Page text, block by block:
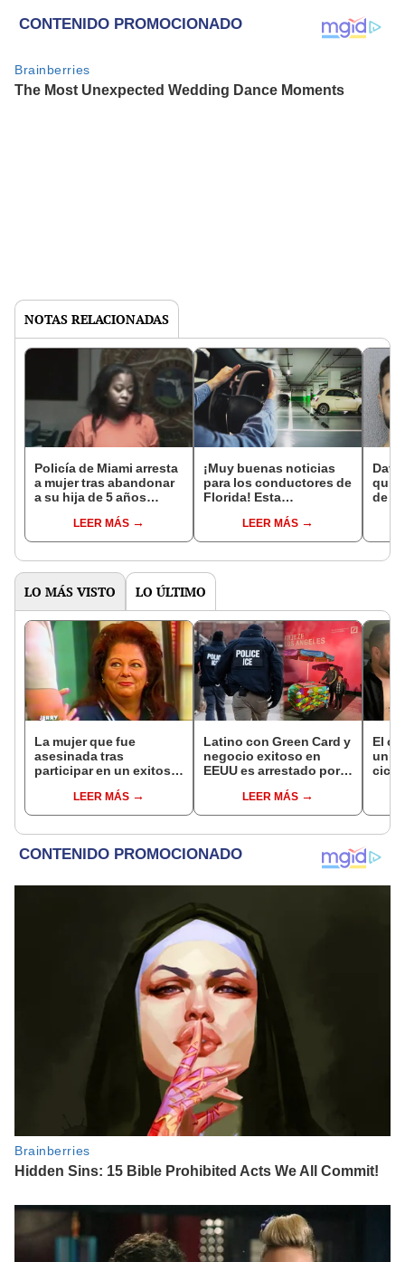
NOTAS RELACIONADAS
Policía de Miami arresta
a mujer tras abandonar
a su hija de 5 años
menor fue hallada atada
y llorando
LEER MÁS
¡Muy buenas noticias
para los conductores de
Florida! Esta
reservar lugares para
estacionar en Miami
LEER MÁS
quita
de
LO MÁS VISTO LO ÚLTIMO
La mujer que fue
asesinada tras
participar en un exitoso
su exesposo y la
amante
LEER MÁS
Latino con Green Card y
negocio exitoso en
EEUU es arrestado por
vendedor ambulante a
los 11 años
LEER MÁS
El
un